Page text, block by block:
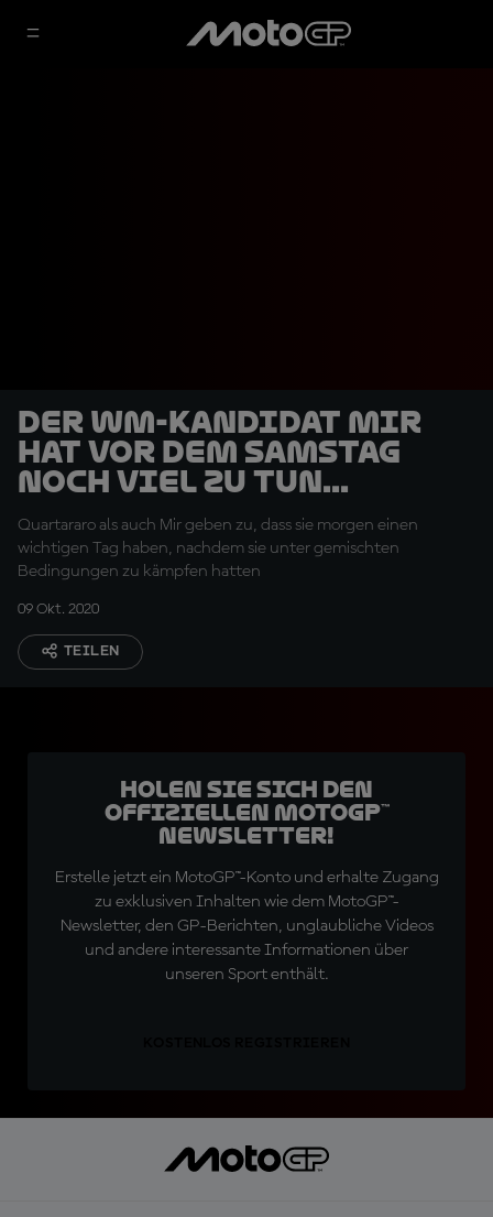
Der WM-Kandidat Mir
hat vor dem Samstag
noch viel zu tun...
Quartararo als auch Mir geben zu, dass sie morgen einen
wichtigen Tag haben, nachdem sie unter gemischten
Bedingungen zu kämpfen hatten
09 Okt. 2020
TEILEN
Holen Sie sich den
offiziellen MotoGP™
Newsletter!
Erstelle jetzt ein MotoGP™-Konto und erhalte Zugang
zu exklusiven Inhalten wie dem MotoGP™-
Newsletter, den GP-Berichten, unglaubliche Videos
und andere interessante Informationen über
unseren Sport enthält.